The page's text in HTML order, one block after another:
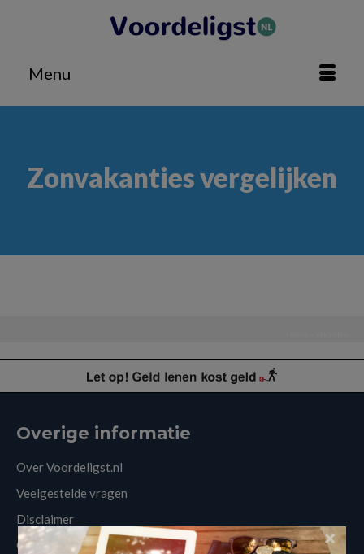
Menu
Zonvakanties vergelijken
Overige informatie
Over Voordeligst.nl
Veelgestelde vragen
Disclaimer
Cookies
×